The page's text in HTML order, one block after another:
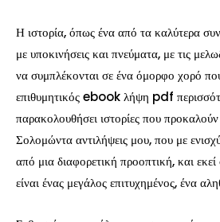
Η ιστορία, όπως ένα από τα καλύτερα
με υποκινήσεις και πνεύματα, με τις
να συμπλέκονται σε ένα όμορφο χορό
επιθυμητικός ebook λήψη pdf
παρακολουθήσει ιστορίες που
Σολομώντα αντιλήψεις μου, που με
από μια διαφορετική προοπτική, και
είναι ένας μεγάλος επιτυχημένος, ένα